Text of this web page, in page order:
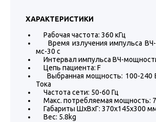
ХАРАКТЕРИСТИКИ
Рабочая частота: 360 кГц
Время излучения импульса
мс-30 с
Интервал импульса ВЧ-
Цепь пациента: F
Выбранная мощность: 100-240
Тока
Частота сети: 50-60 Гц
Макс. потребляемая мощность:
Габариты ШхВхГ: 370x145x300
Вес: 5.8kg